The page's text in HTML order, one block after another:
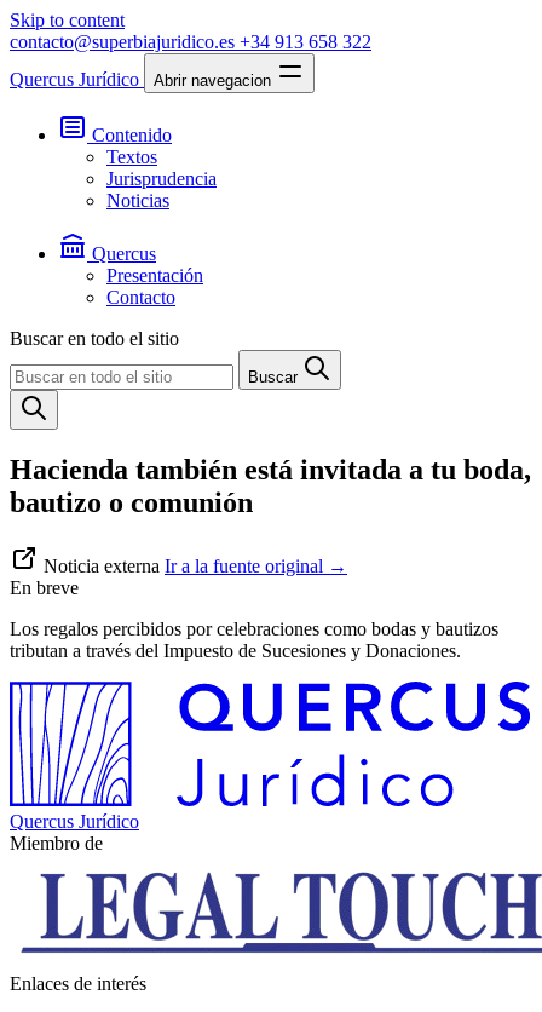
Skip to content
contacto@superbiajuridico.es +34 913 658 322
Quercus Jurídico
Abrir navegacion
Contenido
Textos
Jurisprudencia
Noticias
Quercus
Presentación
Contacto
Buscar en todo el sitio
Buscar
Hacienda también está invitada a tu boda,
bautizo o comunión
Noticia externa Ir a la fuente original →
En breve
Los regalos percibidos por celebraciones como bodas y bautizos
tributan a través del Impuesto de Sucesiones y Donaciones.
Quercus Jurídico
Miembro de
Enlaces de interés